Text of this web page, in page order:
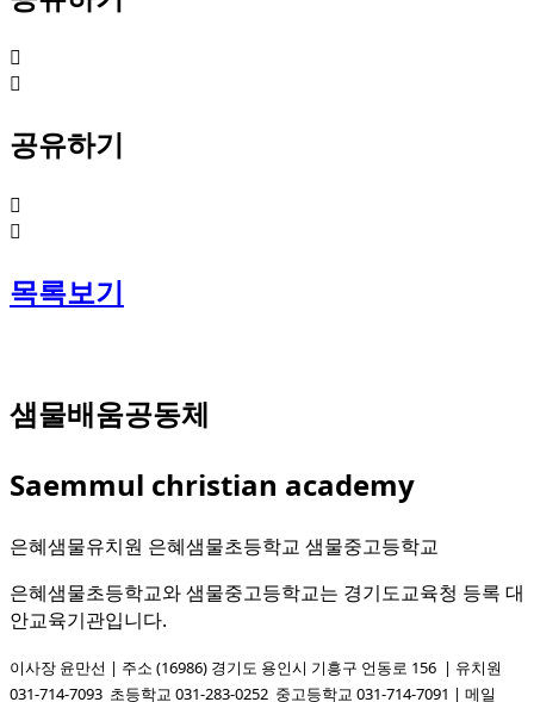
공유하기
목록보기
샘물배움공동체
Saemmul christian academy
은혜샘물유치원 은혜샘물초등학교 샘물중고등학교
은혜샘물초등학교와 샘물중고등학교는 경기도교육청 등록 대
안교육기관입니다.
이사장 윤만선 | 주소 (16986) 경기도 용인시 기흥구 언동로 156 | 유치원
031-714-7093 초등학교 031-283-0252 중고등학교 031-714-7091 | 메일